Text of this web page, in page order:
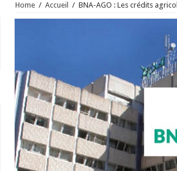
Home / Accueil / BNA-AGO : Les crédits